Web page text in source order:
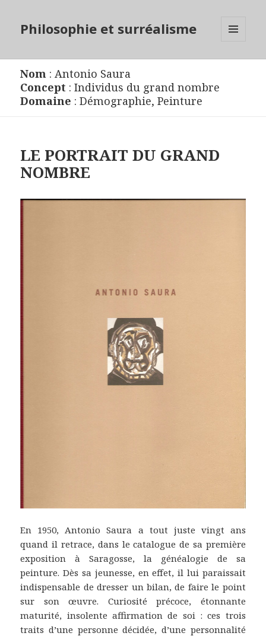
Philosophie et surréalisme
Nom :Antonio Saura
Concept :Individus du grand nombre
Domaine :Démographie,Peinture
LE PORTRAIT DU GRAND
NOMBRE
En 1950, Antonio Saura a tout juste vingt ans
quand il retrace, dans le catalogue de sa première
exposition à Saragosse, la généalogie de sa
peinture. Dès sa jeunesse, en effet, il lui paraissait
indispensable de dresser un bilan, de faire le point
sur son œuvre. Curiosité précoce, étonnante
maturité, insolente affirmation de soi : ces trois
traits d’une personne décidée, d’une personnalité